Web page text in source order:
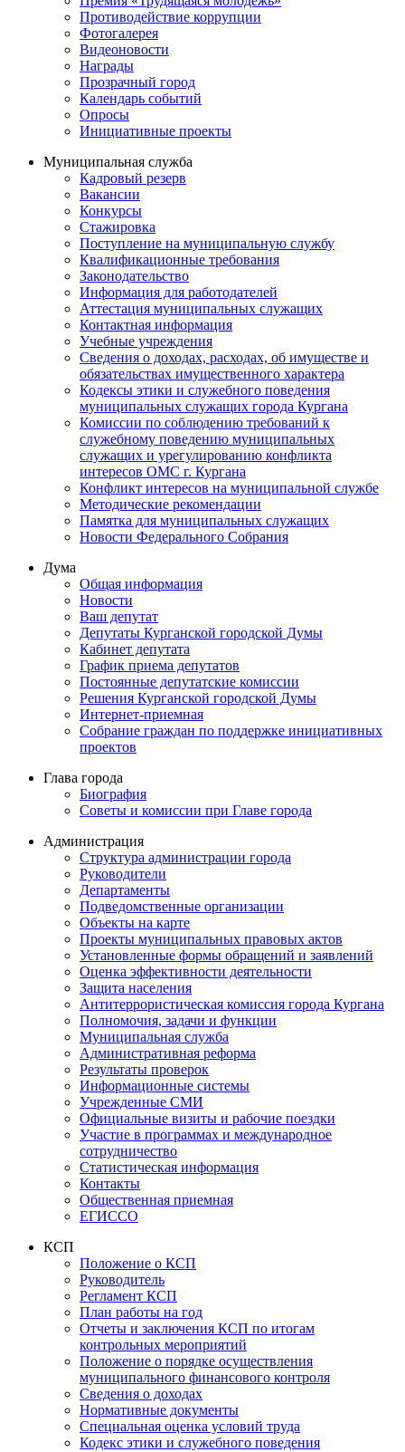
Противодействие коррупции
Фотогалерея
Видеоновости
Награды
Прозрачный город
Календарь событий
Опросы
Инициативные проекты
Муниципальная служба
Кадровый резерв
Вакансии
Конкурсы
Стажировка
Поступление на муниципальную службу
Квалификационные требования
Законодательство
Информация для работодателей
Аттестация муниципальных служащих
Контактная информация
Учебные учреждения
Сведения о доходах, расходах, об имуществе и
обязательствах имущественного характера
Кодексы этики и служебного поведения
муниципальных служащих города Кургана
Комиссии по соблюдению требований к
служебному поведению муниципальных
служащих и урегулированию конфликта
интересов ОМС г. Кургана
Конфликт интересов на муниципальной службе
Методические рекомендации
Памятка для муниципальных служащих
Новости Федерального Cобрания
Дума
Общая информация
Новости
Ваш депутат
Депутаты Курганской городской Думы
Кабинет депутата
График приема депутатов
Постоянные депутатские комиссии
Решения Курганской городской Думы
Интернет-приемная
Собрание граждан по поддержке инициативных
проектов
Глава города
Биография
Советы и комиссии при Главе города
Администрация
Структура администрации города
Руководители
Департаменты
Подведомственные организации
Объекты на карте
Проекты муниципальных правовых актов
Установленные формы обращений и заявлений
Оценка эффективности деятельности
Защита населения
Антитеррористическая комиссия города Кургана
Полномочия, задачи и функции
Муниципальная служба
Административная реформа
Результаты проверок
Информационные системы
Учрежденные СМИ
Официальные визиты и рабочие поездки
Участие в программах и международное
сотрудничество
Статистическая информация
Контакты
Общественная приемная
ЕГИССО
КСП
Положение о КСП
Руководитель
Регламент КСП
План работы на год
Отчеты и заключения КСП по итогам
контрольных мероприятий
Положение о порядке осуществления
муниципального финансового контроля
Сведения о доходах
Нормативные документы
Специальная оценка условий труда
Кодекс этики и служебного поведения